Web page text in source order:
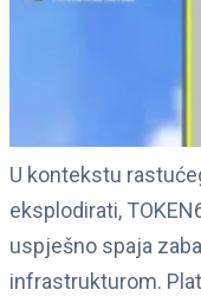
U kontekstu
eksplodirati,
uspješno spaja
infrastrukturom.